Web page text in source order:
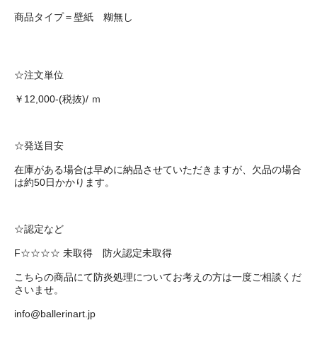
商品タイプ＝壁紙 糊無し
☆注文単位
￥12,000-(税抜)/ ｍ
☆発送目安
在庫がある場合は早めに納品させていただきますが、欠品の場合
は約50日かかります。
☆認定など
F☆☆☆☆ 未取得 防火認定未取得
こちらの商品にて防炎処理についてお考えの方は一度ご相談くだ
さいませ。
info@ballerinart.jp